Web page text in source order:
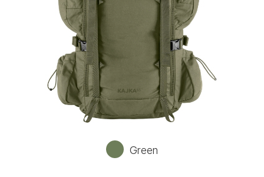
Green